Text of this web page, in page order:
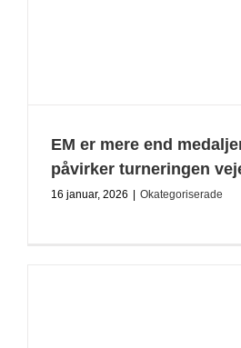
EM er mere end
påvirker turneringen
16 januar, 2026 Okategoriserade